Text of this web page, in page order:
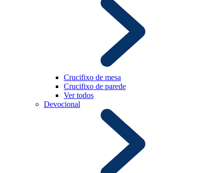
Crucifixo de mesa
Crucifixo de parede
Ver todos
Devocional